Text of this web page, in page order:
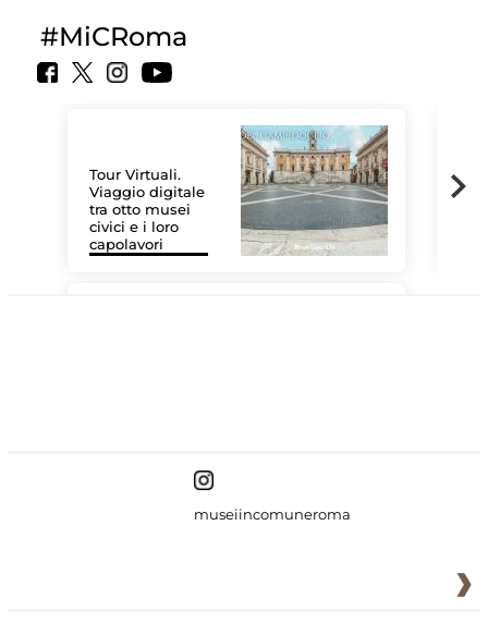
#MiCRoma
Tour Virtuali.
Viaggio digitale
tra otto musei
civici e i loro
capolavori
museiincomuneroma